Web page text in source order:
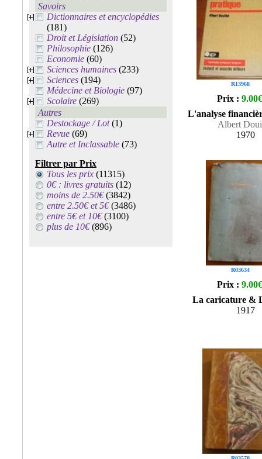
Savoirs
Dictionnaires et encyclopédies
(181)
Droit et Législation (52)
Philosophie (126)
Economie (60)
Sciences humaines (233)
Sciences (194)
Médecine et Biologie (97)
Scolaire (269)
Autres
Destockage / Lot(1)
Revue (69)
Autre et Inclassable (73)
Filtrer par Prix
Tous les prix (11315)
0€ : livres gratuits (12)
moins de 2.50€(3842)
entre 2.50€ et 5€(3486)
entre 5€ et 10€(3100)
plus de 10€(896)
R13968
Prix : 9.00€
L'analyse
Albert
1970
R03634
Prix : 9.00€
La caricature &
1917